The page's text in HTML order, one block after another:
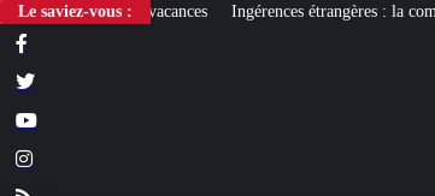
Le saviez-vous :
Ingérences étrangères : la complainte de Gabriel Attal